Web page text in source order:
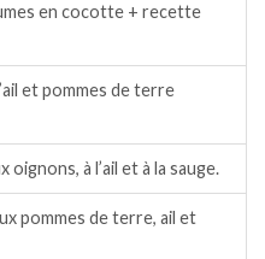
en cocotte + recette
et pommes de terre
à l’ail et à la sauge.
pommes de terre, ail et